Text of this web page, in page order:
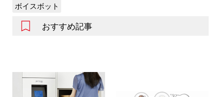
ボイスボット
おすすめ記事